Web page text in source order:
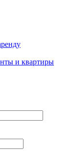
и квартиры